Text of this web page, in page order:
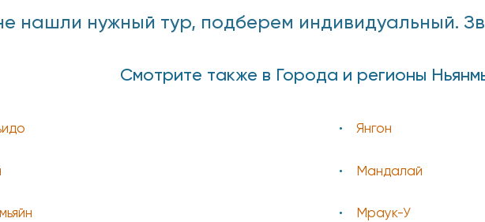
нашли нужный тур, подберем индивидуальный.
Смотрите также в Города и регионы
Янгон
Мандалай
Мраук-У